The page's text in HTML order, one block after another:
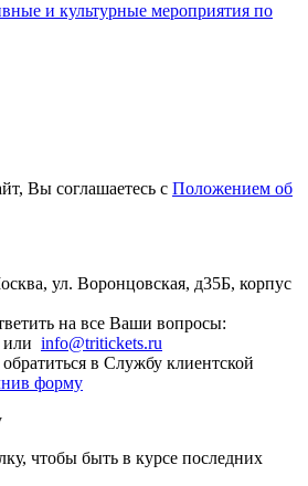
и культурные мероприятия по
Вы соглашаетесь с Положением об
ул. Воронцовская, д35Б, корпус
на все Ваши вопросы:
или info@tritickets.ru
в Службу клиентской
форму
чтобы быть в курсе последних